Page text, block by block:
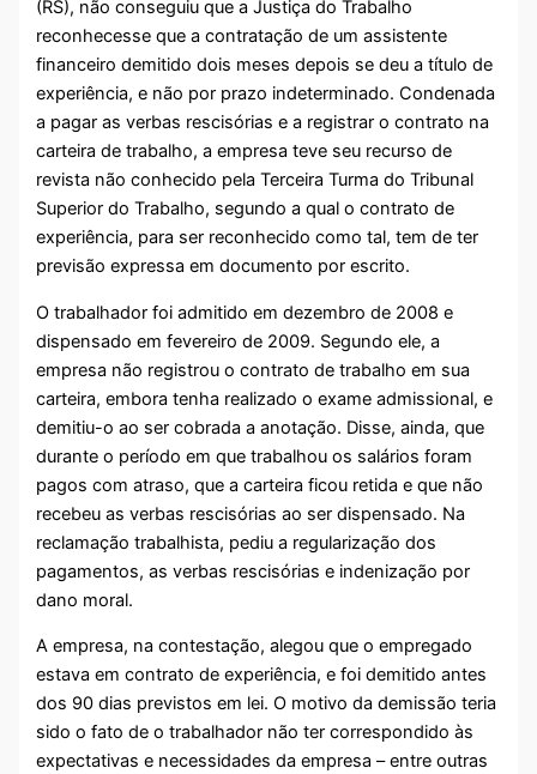
(RS), não conseguiu que a Justiça do Trabalho
reconhecesse que a contratação de um assistente
financeiro demitido dois meses depois se deu a título de
experiência, e não por prazo indeterminado. Condenada
a pagar as verbas rescisórias e a registrar o contrato na
carteira de trabalho, a empresa teve seu recurso de
revista não conhecido pela Terceira Turma do Tribunal
Superior do Trabalho, segundo a qual o contrato de
experiência, para ser reconhecido como tal, tem de ter
previsão expressa em documento por escrito.
O trabalhador foi admitido em dezembro de 2008 e
dispensado em fevereiro de 2009. Segundo ele, a
empresa não registrou o contrato de trabalho em sua
carteira, embora tenha realizado o exame admissional, e
demitiu-o ao ser cobrada a anotação. Disse, ainda, que
durante o período em que trabalhou os salários foram
pagos com atraso, que a carteira ficou retida e que não
recebeu as verbas rescisórias ao ser dispensado. Na
reclamação trabalhista, pediu a regularização dos
pagamentos, as verbas rescisórias e indenização por
dano moral.
A empresa, na contestação, alegou que o empregado
estava em contrato de experiência, e foi demitido antes
dos 90 dias previstos em lei. O motivo da demissão teria
sido o fato de o trabalhador não ter correspondido às
expectativas e necessidades da empresa – entre outras